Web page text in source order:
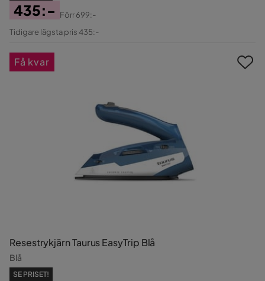
Pris
435:-
Original
Förr699:-
Tidigare lägsta pris 435:-
Resestrykjärn Taurus EasyTrip Blå
Blå
SE PRISET!
Få kvar